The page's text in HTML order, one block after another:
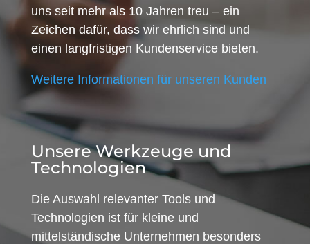
uns seit mehr als 10 Jahren treu – ein
Zeichen dafür, dass wir ehrlich sind und
einen langfristigen Kundenservice bieten.
Weitere Informationen für unseren Kunden
Unsere Werkzeuge und
Technologien
Die Auswahl relevanter Tools und
Technologien ist für kleine und
mittelständische Unternehmen besonders